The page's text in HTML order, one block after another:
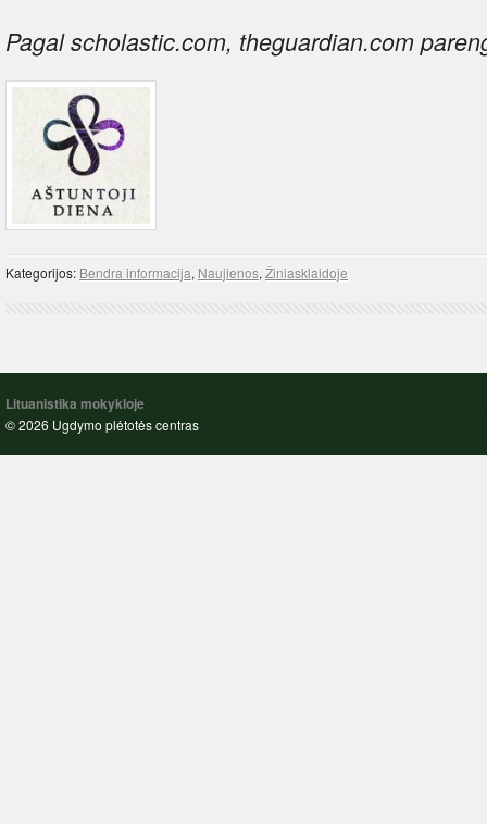
Pagal scholastic.com, theguardian.com
Kategorijos: Bendra informacija, Naujienos, Žiniasklaidoje
Lituanistika mokykloje
© 2026 Ugdymo plėtotės centras